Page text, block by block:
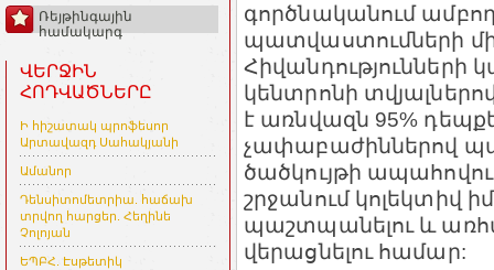
Ռեյթինգային
համակարգ
ՎԵՐՋԻՆ
ՀՈԴՎԱԾՆԵՐԸ
Ի հիշատակ պրոֆեսոր
Արտավազդ Սահակյանի
Ամանոր
Դենսիտոմետրիա. հաճախ
տրվող հարցեր. Հեղինե
Չոլոյան
ԵՊԲՀ. Էսթետիկ
գործնականում
պատվաստումների
կենտրոնի
է առնվազն 95%
չափաբաժիններով
ծածկույթի
շրջանում կոլեկտիվ
պաշտպանելու և
վերացնելու համար: